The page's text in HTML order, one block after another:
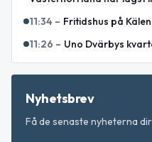
11:34 – Fritidshus på
11:26 – Uno Dvärbys
Nyhetsbrev
Få de senaste nyheterna